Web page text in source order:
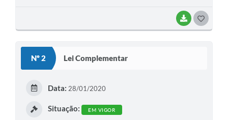
BAIXAR
Nº 2 Lei Complementar
Data: 28/01/2020
Situação: EM VIGOR